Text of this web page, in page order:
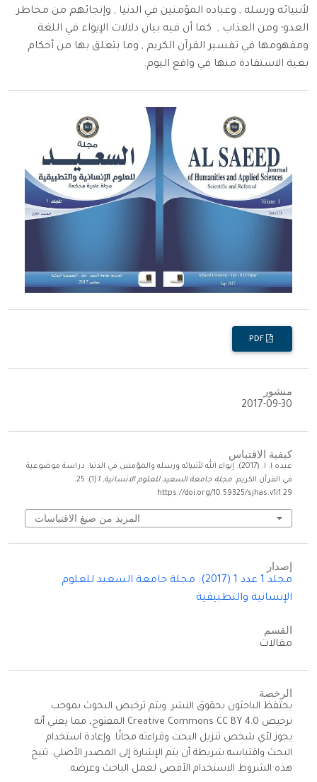
لأنبيائه ورسله , وعباده المؤمنين في الدنيا , وإنجائهم من مخاطر
العدو؛ ومن العذاب , كما أن فيه بيان دلالات الإيواء في اللغة
ومفهومها في تفسير القرآن الكريم , وما يتعلق بها من أحكام
بغية الاستفادة منها في واقع اليوم.
منشور
2017-09-30
كيفية الاقتباس
عبده ا. ا. (2017). إيواء الله لأنبيائه ورسله والمؤمنين في الدنيا: دراسة موضوعية
في القرآن الكريم. مجلة جامعة السعيد للعلوم الانسانية,
1
(1), 25.
https://doi.org/10.59325/sjhas.v1i1.29
المزيد من صيغ الاقتباسات
إصدار
مجلد 1 عدد 1 (2017): مجلة جامعة السعيد للعلوم
الإنسانية والتطبيقية
القسم
مقالات
الرخصة
يحتفظ الباحثون بحقوق النشر. ويتم ترخيص البحوث بموجب
ترخيص Creative Commons CC BY 4.0 المفتوح، مما يعني أنه
يجوز لأي شخص تنزيل البحث وقراءته مجانًا. وإعادة استخدام
البحث واقتباسه شريطة أن يتم الإشارة إلى المصدر الأصلي. تتيح
هذه الشروط الاستخدام الأقصى لعمل الباحث وعرضه.